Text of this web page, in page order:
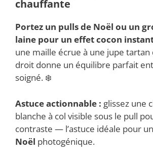
chauffante
Portez un pulls de Noël ou un
laine pour un effet cocon
une maille écrue à une jupe tartan
droit donne un équilibre parfait
soigné. ❄️
Astuce actionnable : glissez une
blanche à col visible sous le pull
contraste — l’astuce idéale pour
Noël photogénique.